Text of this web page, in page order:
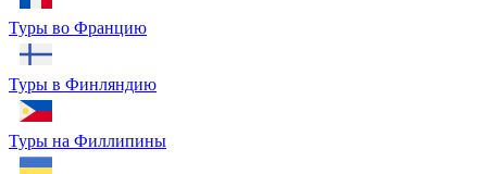
Туры во Францию
Туры в Финляндию
Туры на Филлипины